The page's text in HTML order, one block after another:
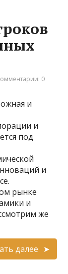
0
и
и
под
и
рынке
и
же
далее